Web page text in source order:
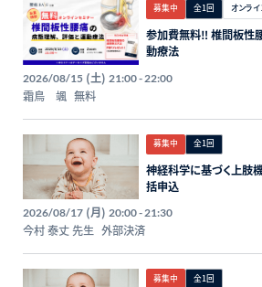
募集中 全1回 オンライ
参加費無料‼️ 椎間板性
動療法
2026/08/15 (土) 21:00 - 22:00
霜鳥 颯 無料
募集中 全1回
神経科学に基づく上肢
括申込
2026/08/17 (月) 20:00 - 21:30
今村 泰丈 先生 外部決済
募集中 全1回